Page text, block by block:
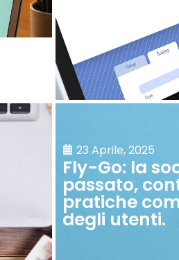
23 Aprile, 2025
Fly-Go: la
passato,
pratiche
degli utenti.